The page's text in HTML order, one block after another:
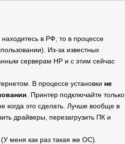
в РФ, то в процессе
Из-за известных
серверам HP и с этим сейчас
В процессе установки не
. Принтер подключайте только
когда это сделать. Лучше вообще в
драйверы, перезагрузить ПК и
меня как раз такая же ОС).